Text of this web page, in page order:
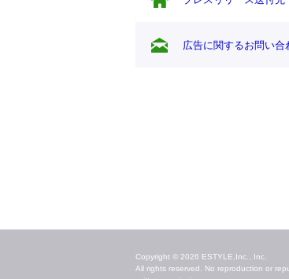
広告に関するお問い合
Copyright © 2026 ESTYLE,Inc., Inc.
All rights reserved. No reproduction or